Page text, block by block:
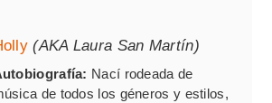
(AKA Laura San Martín)
Nací rodeada de
de todos los géneros y estilos,